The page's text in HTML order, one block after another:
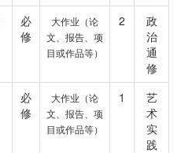
必
修
大作业（论
文、报告、项
目或作品等）
2
政
治
通
修
必
修
大作业（论
文、报告、项
目或作品等）
1
艺
术
实
践